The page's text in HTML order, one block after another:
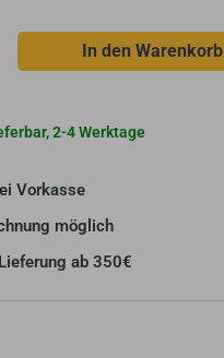
In den Warenkorb
2-4 Werktage
Vorkasse
möglich
ab 350€